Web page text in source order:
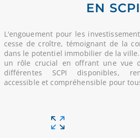
EN SCPI
L'engouement pour les
cesse de croître, témoignant de la
dans le potentiel immobilier de la
un rôle crucial en offrant une vue
différentes SCPI disponibles,
accessible et compréhensible pour